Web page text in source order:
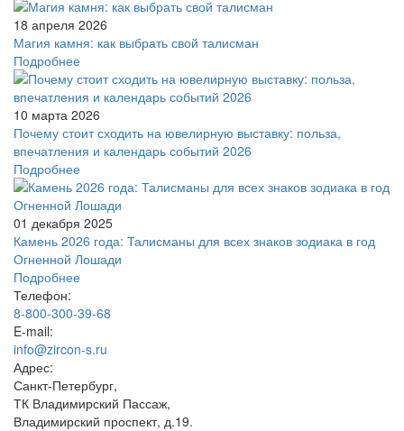
18 апреля 2026
Магия камня: как выбрать свой талисман
Подробнее
10 марта 2026
Почему стоит сходить на ювелирную выставку: польза,
впечатления и календарь событий 2026
Подробнее
01 декабря 2025
Камень 2026 года: Талисманы для всех знаков зодиака в год
Огненной Лошади
Подробнее
Телефон:
8-800-300-39-68
E-mail:
info@zircon-s.ru
Адрес:
Санкт-Петербург,
ТК Владимирский Пассаж,
Владимирский проспект, д.19.